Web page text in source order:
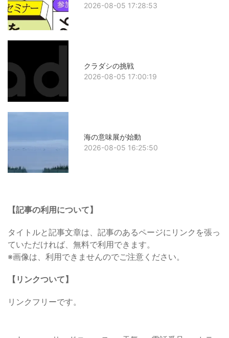
2026-08-05 17:28:53
クラダシの挑戦
2026-08-05 17:00:19
海の意味展が始動
2026-08-05 16:25:50
【記事の利用について】
タイトルと記事文章は、記事のあるページにリンクを張っ
ていただければ、無料で利用できます。
※画像は、利用できませんのでご注意ください。
【リンクついて】
リンクフリーです。